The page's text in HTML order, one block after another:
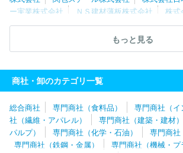
ー実業株式会社
ＮＳ建材薄板株式会社
株式
製品販売
旭日産業株式会社 ＪＦＥ商事鋼
株式会社佐渡島 豊通マテリア
テ株式会社
式会社
もっと見る
商社・卸のカテゴリ一覧
総合商社 専門商社（食料品） 専門商社（イ
社（繊維・アパレル）
専門商社（建築・建材）
パルプ）
専門商社（化学・石油）
専門商社
専門商社（鉄鋼・金属）
専門商社（機械・プ